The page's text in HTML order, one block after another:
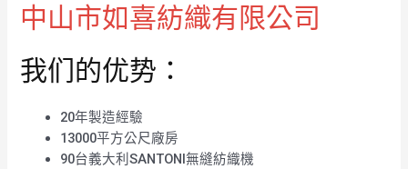
中山市如喜紡織有限公司
我们的优势：
20年製造經驗
13000平方公尺廠房
90台義大利SANTONI無縫紡織機